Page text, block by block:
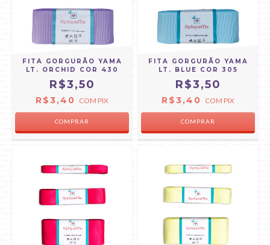
FITA GORGURÃO YAMA
LT. ORCHID COR 430
R$3,50
R$3,40 COM PIX
COMPRAR
FITA GORGURÃO YAMA
LT. BLUE COR 305
R$3,50
R$3,40 COM PIX
COMPRAR